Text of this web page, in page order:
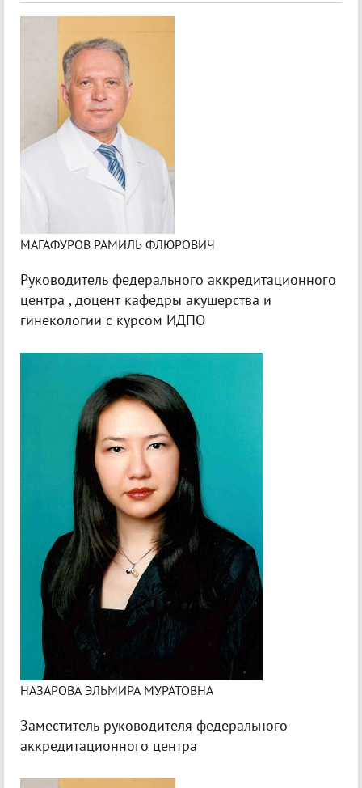
МАГАФУРОВ РАМИЛЬ ФЛЮРОВИЧ
Руководитель федерального аккредитационного
центра , доцент кафедры акушерства и
гинекологии с курсом ИДПО
НАЗАРОВА ЭЛЬМИРА МУРАТОВНА
Заместитель руководителя федерального
аккредитационного центра